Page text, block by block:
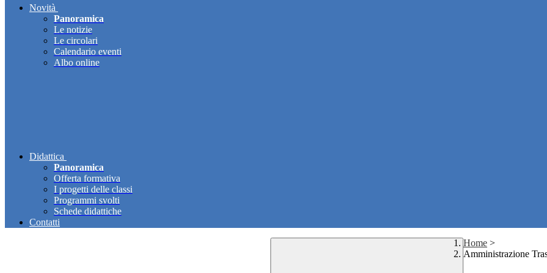
Novità
Panoramica
Le notizie
Le circolari
Calendario eventi
Albo online
Didattica
Panoramica
Offerta formativa
I progetti delle classi
Programmi svolti
Schede didattiche
Contatti
Home >
Amministrazione